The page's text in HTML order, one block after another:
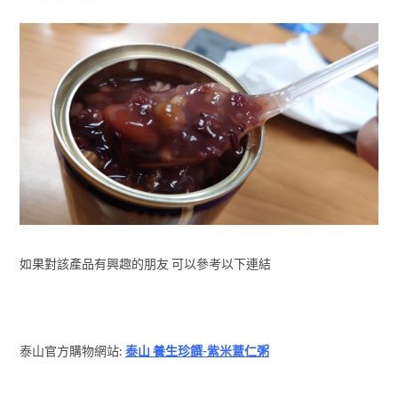
如果對該產品有興趣的朋友 可以參考以下連結
泰山官方購物網站: 泰山 養生珍饌-紫米薏仁粥